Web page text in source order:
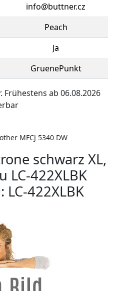
info@buttner.cz
Peach
Ja
GruenePunkt
ab 06.08.2026
MFCJ 5340 DW
schwarz XL,
LC-422XLBK
422XLBK